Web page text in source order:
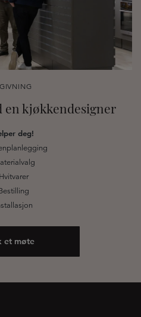
en kjøkkendesigner
deg!
et møte